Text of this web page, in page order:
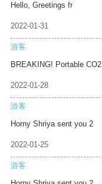
Hello, Greetings fr
2022-01-31
游客
BREAKING! Portable CO2
2022-01-28
游客
Horny Shriya sent you 2
2022-01-25
游客